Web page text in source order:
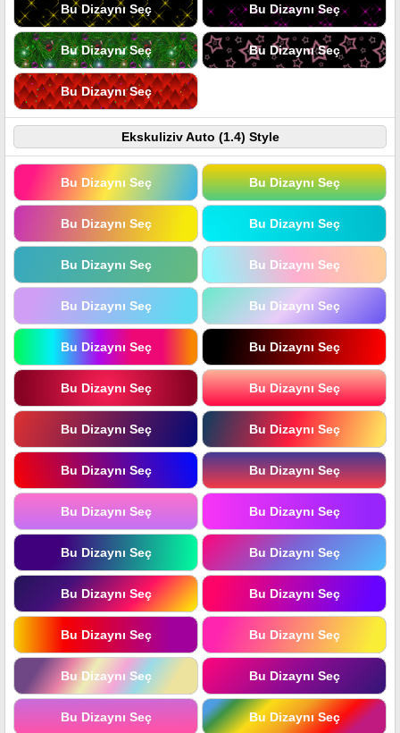
Bu Dizaynı Seç Bu Dizaynı Seç
Bu Dizaynı Seç Bu Dizaynı Seç
Bu Dizaynı Seç
Ekskuliziv Auto (1.4) Style
Bu Dizaynı Seç Bu Dizaynı Seç
Bu Dizaynı Seç Bu Dizaynı Seç
Bu Dizaynı Seç Bu Dizaynı Seç
Bu Dizaynı Seç Bu Dizaynı Seç
Bu Dizaynı Seç Bu Dizaynı Seç
Bu Dizaynı Seç Bu Dizaynı Seç
Bu Dizaynı Seç Bu Dizaynı Seç
Bu Dizaynı Seç Bu Dizaynı Seç
Bu Dizaynı Seç Bu Dizaynı Seç
Bu Dizaynı Seç Bu Dizaynı Seç
Bu Dizaynı Seç Bu Dizaynı Seç
Bu Dizaynı Seç Bu Dizaynı Seç
Bu Dizaynı Seç Bu Dizaynı Seç
Bu Dizaynı Seç Bu Dizaynı Seç